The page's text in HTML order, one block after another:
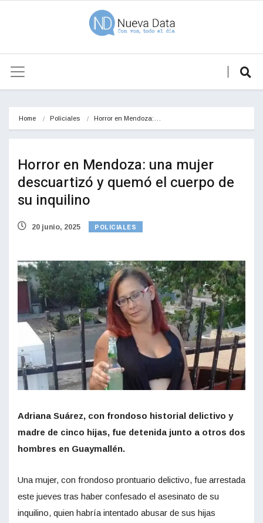
Home Policiales Horror en Mendoza:…
Horror en Mendoza: una mujer
descuartizó y quemó el cuerpo de
su inquilino
20 junio, 2025 POLICIALES
Adriana Suárez, con frondoso historial delictivo y
madre de cinco hijas, fue detenida junto a otros dos
hombres en Guaymallén.
Una mujer, con frondoso prontuario delictivo, fue arrestada
este jueves tras haber confesado el asesinato de su
inquilino, quien habría intentado abusar de sus hijas